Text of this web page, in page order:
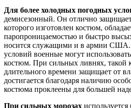
Для более холодных погодных
демисезонный. Он отлично
которого изготовлен костюм,
паропроницаемостью и быстро
носится служащими и в армии США.
условий военные могут
костюм. При сильных ливнях, такой
длительного времени защищает от
достигается благодаря наличию
костюма проклеены для большей
При сильных морозах